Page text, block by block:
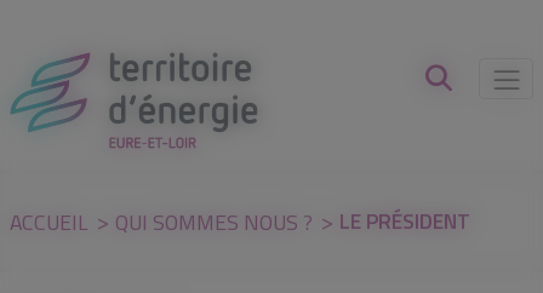
ACCUEIL QUI SOMMES NOUS ? LE PRÉSIDENT